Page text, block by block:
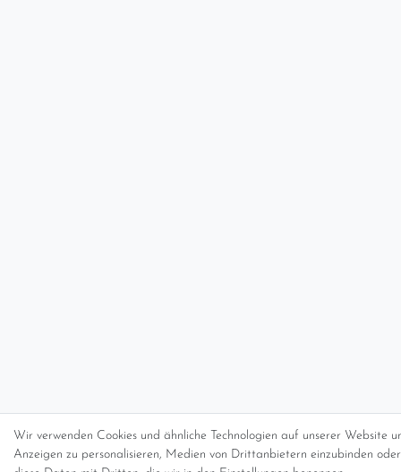
Wir verwenden Cookies und ähnliche Technologien auf unserer Website
Anzeigen zu personalisieren, Medien von Drittanbietern einzubinden